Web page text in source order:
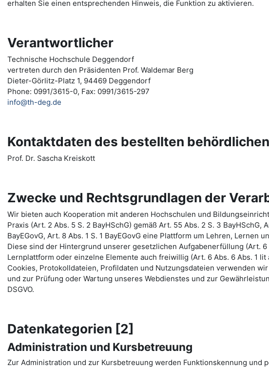
erhalten Sie einen entsprechenden Hinweis, die Funktion zu aktivieren.
Verantwortlicher
Technische Hochschule Deggendorf
vertreten durch den Präsidenten Prof. Waldemar Berg
Dieter-Görlitz-Platz 1, 94469 Deggendorf
Phone: 0991/3615-0, Fax: 0991/3615-297
info@th-deg.de
Kontaktdaten des bestellten
Prof. Dr. Sascha Kreiskott
Zwecke und Rechtsgrundlagen der
Wir bieten auch Kooperation mit anderen Hochschulen und
Praxis (Art. 2 Abs. 5 S. 2 BayHSchG) gemäß Art. 55 Abs. 2 S. 3 BayHSchG,
BayEGovG, Art. 8 Abs. 1 S. 1 BayEGovG eine Plattform um Lehren, Lernen
Diese sind der Hintergrund unserer gesetzlichen Aufgabenerfüllung (Art. 6
Lernplattform oder einzelne Elemente auch freiwillig (Art. 6 Abs. 6 Abs. 1 lit
Cookies, Protokolldateien, Profildaten und Nutzungsdateien verwenden
und zur Prüfung oder Wartung unseres Webdienstes und zur
DSGVO.
Datenkategorien [2]
Administration und Kursbetreuung
Zur Administration und zur Kursbetreuung werden Funktionskennung und